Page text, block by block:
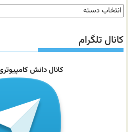
دسته‌بندی
مطالب
سایت
کانال تلگرام
کانال دانش